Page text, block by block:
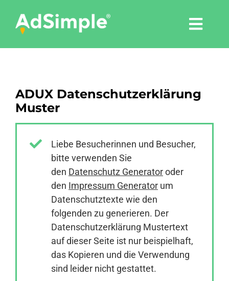
content
Tools
Pressemitteilungen
Anmelden
ADUX Datenschutzerklärung
Muster
Liebe Besucherinnen und Besucher,
bitte verwenden Sie
den Datenschutz Generatoroder
den Impressum Generator um
Datenschutztexte wie den
folgenden zu generieren. Der
Datenschutzerklärung Mustertext
auf dieser Seite ist nur beispielhaft,
das Kopieren und die Verwendung
sind leider nicht gestattet.